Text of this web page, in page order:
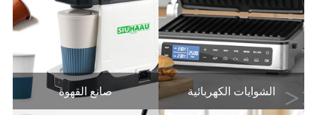
الشوايات الكهربائية صانع القهوة